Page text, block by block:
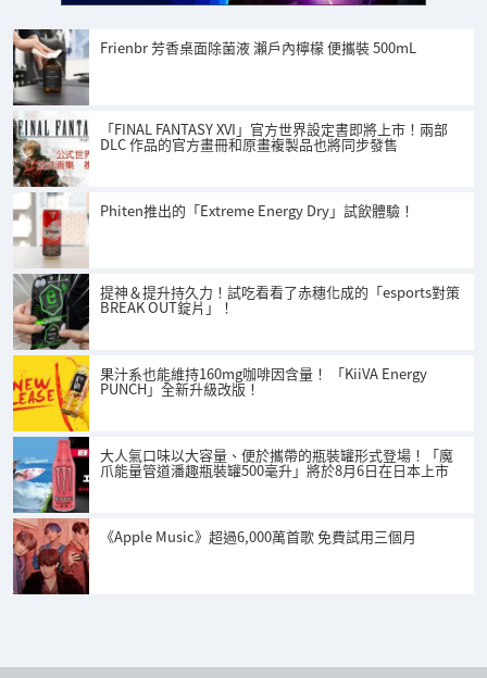
Frienbr 芳香桌面除菌液 瀨戶內檸檬 便攜裝 500mL
「FINAL FANTASY XVI」官方世界設定書即將上市！兩部
DLC 作品的官方畫冊和原畫複製品也將同步發售
Phiten推出的「Extreme Energy Dry」試飲體驗！
提神＆提升持久力！試吃看看了赤穗化成的「esports對策
BREAK OUT錠片」！
果汁系也能維持160mg咖啡因含量！ 「KiiVA Energy
PUNCH」全新升級改版！
大人氣口味以大容量、便於攜帶的瓶裝罐形式登場！「魔
爪能量管道潘趣瓶裝罐500毫升」將於8月6日在日本上市
《Apple Music》超過6,000萬首歌 免費試用三個月